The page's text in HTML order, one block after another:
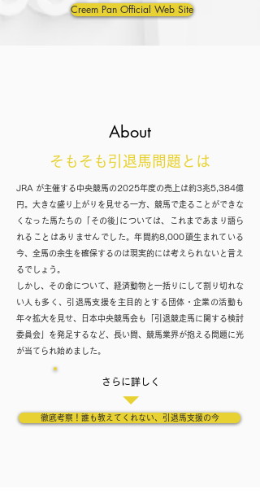
Creem Pan Official Web Site
About
そもそも引退馬問題とは
JRA が主催する中央競馬の2025年度の売上は約3兆5,384億
円。大きな盛り上がりを見せる一方、競馬で走ることができな
くなった馬たちの「その後｣については、これまであまり語ら
れることはありませんでした。年間約8,000頭生まれている
今、全馬の余生を確保するのは現実的には考えられないと言え
るでしょう。
しかし、その命について、経済動物と一括りにして割り切れな
い人も多く、引退馬支援を主目的とする団体・企業の活動も
年々拡大を見せ、日本中央競馬会も「引退競走馬に関する検討
委員会」を発足するなど、長い間、競馬業界が抱える問題に光
が当てられ始めました。
さらに詳しく
徹底考察！誰も教えてくれない、引退馬支援の今